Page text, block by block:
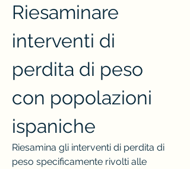
Riesaminare
interventi di
perdita di peso
con popolazioni
ispaniche
Riesamina gli interventi di perdita di
peso specificamente rivolti alle